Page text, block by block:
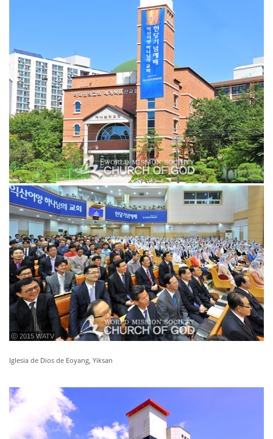
ⓒ 2015 WATV
Iglesia de Dios de Eoyang, Yiksan